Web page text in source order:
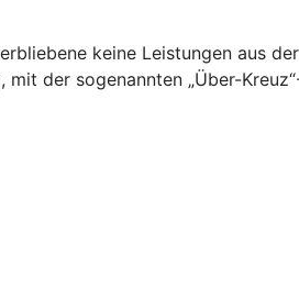
keine Leistungen aus
der sogenannten „Über-